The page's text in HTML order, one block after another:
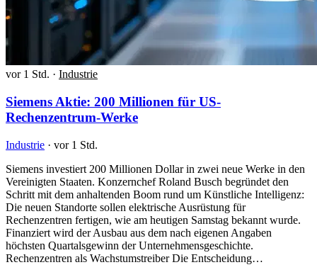
vor 1 Std. · Industrie
Siemens Aktie: 200 Millionen für US-
Rechenzentrum-Werke
Industrie · vor 1 Std.
Siemens investiert 200 Millionen Dollar in zwei neue Werke in den
Vereinigten Staaten. Konzernchef Roland Busch begründet den
Schritt mit dem anhaltenden Boom rund um Künstliche Intelligenz:
Die neuen Standorte sollen elektrische Ausrüstung für
Rechenzentren fertigen, wie am heutigen Samstag bekannt wurde.
Finanziert wird der Ausbau aus dem nach eigenen Angaben
höchsten Quartalsgewinn der Unternehmensgeschichte.
Rechenzentren als Wachstumstreiber Die Entscheidung…